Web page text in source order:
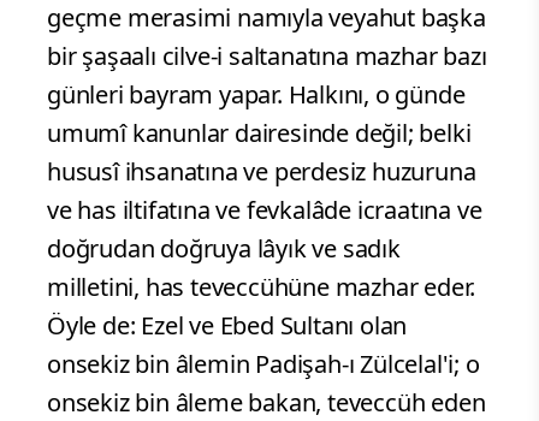
geçme merasimi namıyla veyahut başka
bir şaşaalı cilve-i saltanatına mazhar bazı
günleri bayram yapar. Halkını, o günde
umumî kanunlar dairesinde değil; belki
hususî ihsanatına ve perdesiz huzuruna
ve has iltifatına ve fevkalâde icraatına ve
doğrudan doğruya lâyık ve sadık
milletini, has teveccühüne mazhar eder.
Öyle de: Ezel ve Ebed Sultanı olan
onsekiz bin âlemin Padişah-ı Zülcelal'i; o
onsekiz bin âleme bakan, teveccüh eden